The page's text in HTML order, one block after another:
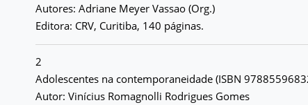
Autores: Adriane Meyer Vassao (Org.)
Editora: CRV, Curitiba, 140 páginas.
2
Adolescentes na contemporaneidade (ISBN
Autor: Vinícius Romagnolli Rodrigues Gomes